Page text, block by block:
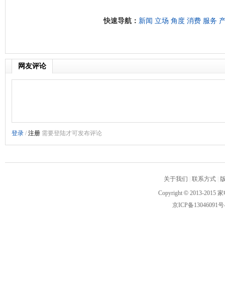
快速导航： 新闻 立场 角度 消费 服务
网友评论
关于我们 联系方式
Copyright © 2013-2015
京ICP备13046091号